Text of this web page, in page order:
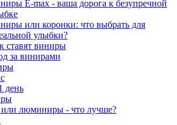
E-max - ваша дорога к безупречной
или коронки: что выбрать для
улыбки?
ставят виниры
за винирами
день
люминиры - что лучше?